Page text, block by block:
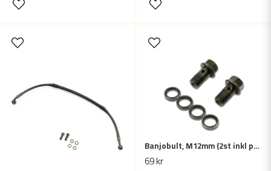
Banjobult, M12mm (2st inkl packningar)
69 kr